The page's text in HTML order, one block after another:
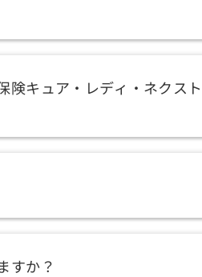
険キュア・レディ・ネク
すか？